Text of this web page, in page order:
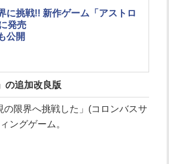
に挑戦!! 新作ゲーム「アストロ
発売
公開
の追加改良版
限界へ挑戦した」(コロンバスサ
ングゲーム。